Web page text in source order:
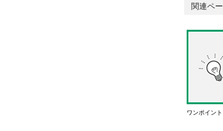
関連ペ
ワンポイン